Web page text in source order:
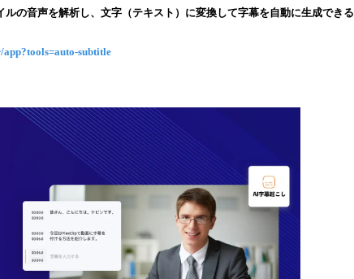
を
す
の音声を解析し、文字（テキスト）に変換して字幕を自動に生成できる
subtitle